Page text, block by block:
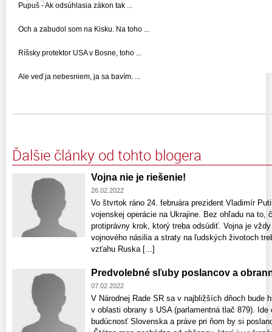
Pupuš - Ak odsúhlasia zákon tak ...
Och a zabudol som na Kisku. Na toho ...
Ríšsky protektor USA v Bosne, toho ...
Ale veď ja nebesniem, ja sa bavím. ...
Ďalšie články od tohto blogera
Vojna nie je riešenie!
26.02.2022
Vo štvrtok ráno 24. februára prezident Vladimír
vojenskej operácie na Ukrajine. Bez ohľadu na to,
protiprávny krok, ktorý treba odsúdiť. Vojna je
vojnového násilia a straty na ľudských životoch
vzťahu Ruska [...]
Predvolebné sľuby poslancov a
07.02.2022
V Národnej Rade SR sa v najbližších dňoch bude
v oblasti obrany s USA (parlamentná tlač 879).
budúcnosť Slovenska a práve pri ňom by si